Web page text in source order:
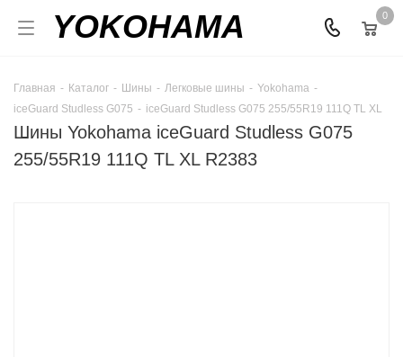
YOKOHAMA 0
Главная - Каталог - Шины - Легковые шины - Yokohama -
iceGuard Studless G075 - iceGuard Studless G075 255/55R19 111Q TL XL
Шины Yokohama iceGuard Studless G075
255/55R19 111Q TL XL R2383